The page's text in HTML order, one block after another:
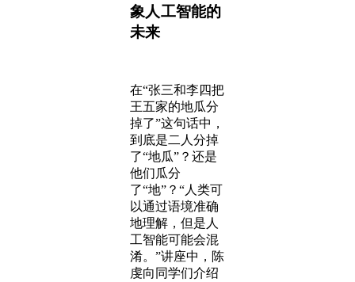
象人工智能的
未来
在“张三和李四把
王五家的地瓜分
掉了”这句话中，
到底是二人分掉
了“地瓜”？还是
他们瓜分
了“地”？“人类可
以通过语境准确
地理解，但是人
工智能可能会混
淆。”讲座中，陈
虔向同学们介绍